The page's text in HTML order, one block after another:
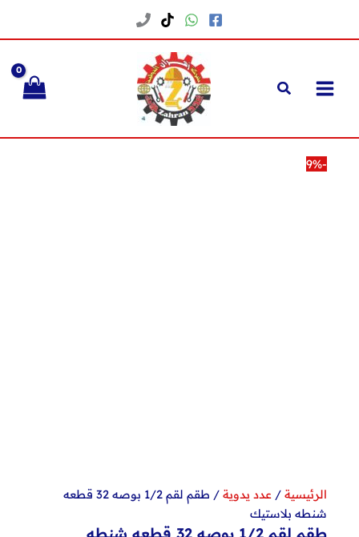
-9%
الرئيسية / عدد يدوية
/ طقم لقم 1/2 بوصه 32 قطعه
شنطه بلاستيك